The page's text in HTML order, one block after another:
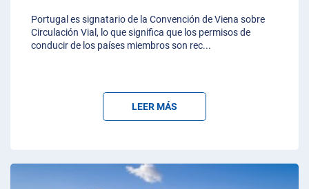
Portugal es signatario de la Convención de Viena sobre
Circulación Vial, lo que significa que los permisos de
conducir de los países miembros son rec...
LEER MÁS